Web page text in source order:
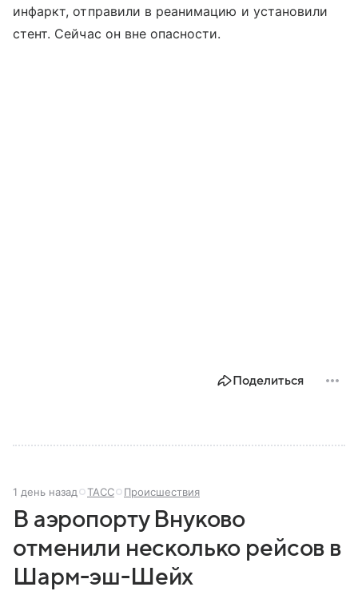
инфаркт, отправили в реанимацию и установили
стент. Сейчас он вне опасности.
Поделиться
1 день назад ТАСС Происшествия
В аэропорту Внуково
отменили несколько рейсов в
Шарм-эш-Шейх